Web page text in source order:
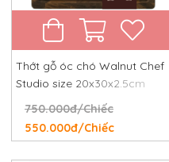
Thớt gỗ óc chó Walnut Chef
Studio size 20x30x2.5cm
750.000đ/Chiếc
550.000đ/Chiếc